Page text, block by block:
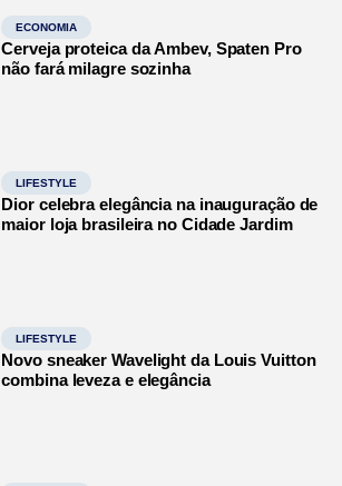
ECONOMIA
Cerveja proteica da Ambev, Spaten Pro
não fará milagre sozinha
LIFESTYLE
Dior celebra elegância na inauguração de
maior loja brasileira no Cidade Jardim
LIFESTYLE
Novo sneaker Wavelight da Louis Vuitton
combina leveza e elegância